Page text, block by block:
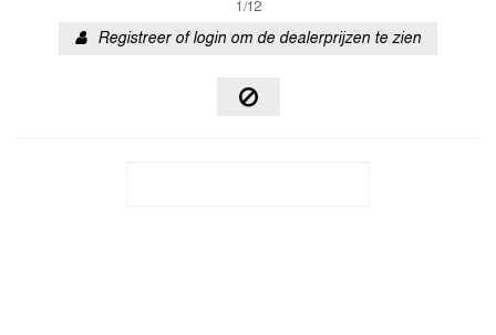
1/12
Registreer of login om de dealerprijzen te zien